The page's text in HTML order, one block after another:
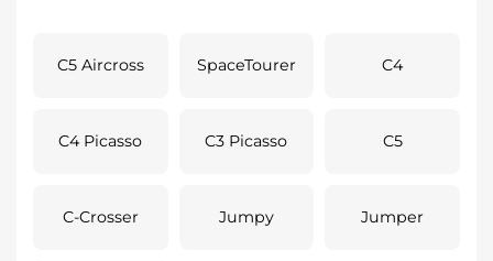
C5 Aircross SpaceTourer C4
C4 Picasso C3 Picasso C5
C-Crosser Jumpy Jumper